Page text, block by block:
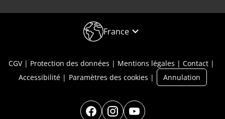
France
CGV Protection des données Mentions légales
Contact
Accessibilité
Paramètres des cookies Annulation